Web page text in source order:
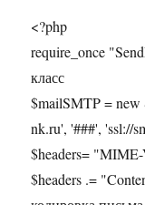
<?php
require_once
класс
$mailSMTP = new
nk.ru', '###', 'ssl://
$headers=
$headers .=